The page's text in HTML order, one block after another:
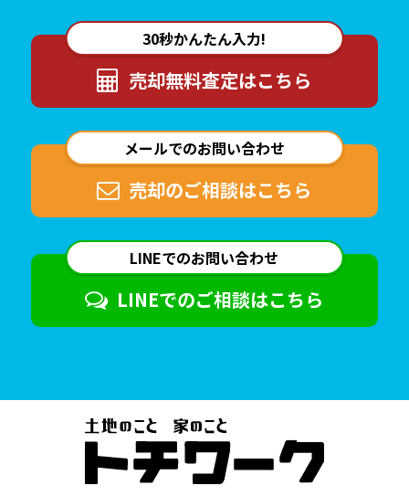
30秒かんたん入力!
売却無料査定はこちら
メールでのお問い合わせ
売却のご相談はこちら
LINEでのお問い合わせ
LINEでのご相談はこちら